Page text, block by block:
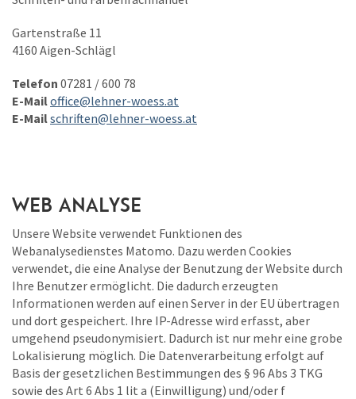
Gartenstraße 11
4160 Aigen-Schlägl
Telefon 07281 / 600 78
E-Mailoffice@lehner-woess.at
E-Mailschriften@lehner-woess.at
Web Analyse
Unsere Website verwendet Funktionen des
Webanalysedienstes Matomo. Dazu werden Cookies
verwendet, die eine Analyse der Benutzung der Website durch
Ihre Benutzer ermöglicht. Die dadurch erzeugten
Informationen werden auf einen Server in der EU übertragen
und dort gespeichert. Ihre IP-Adresse wird erfasst, aber
umgehend pseudonymisiert. Dadurch ist nur mehr eine grobe
Lokalisierung möglich. Die Datenverarbeitung erfolgt auf
Basis der gesetzlichen Bestimmungen des § 96 Abs 3 TKG
sowie des Art 6 Abs 1 lit a (Einwilligung) und/oder f